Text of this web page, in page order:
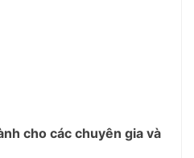
cho các chuyên gia và